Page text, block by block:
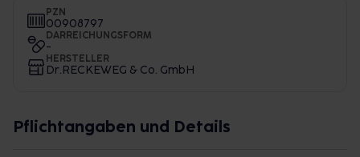
PZN
00908797
DARREICHUNGSFORM
-
HERSTELLER
Dr.RECKEWEG & Co. GmbH
Pflichtangaben und Details